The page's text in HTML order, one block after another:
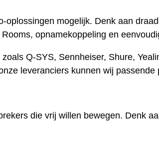
oplossingen mogelijk. Denk aan
opnamekoppeling en
Q-SYS, Sennheiser, Shure,
leveranciers kunnen wij
die vrij willen bewegen. Denk